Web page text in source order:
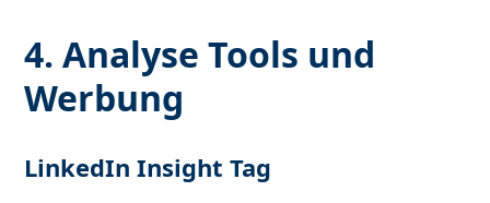
4. Analyse Tools und
Werbung
LinkedIn Insight Tag